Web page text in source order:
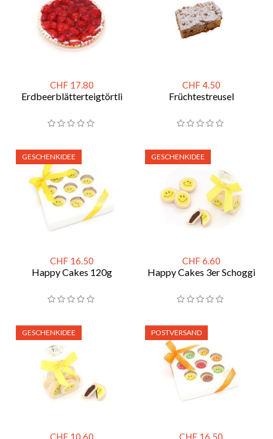
CHF 17.80
Erdbeerblätterteigtörtli
CHF 4.50
Früchtestreusel
CHF 16.50
Happy Cakes 120g
GESCHENKIDEE
CHF 6.60
Happy Cakes 3er Schoggi
GESCHENKIDEE
CHF 10.60
GESCHENKIDEE
CHF 16.50
POSTVERSAND